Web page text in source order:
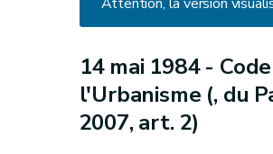
14 mai 1984 -
l'Urbanisme (, du
2007, art. 2)